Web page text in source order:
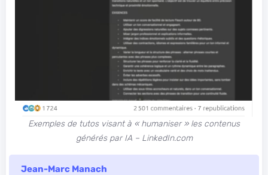
Exemples de tutos visant à « humaniser » les contenus
générés par IA – LinkedIn.com
Jean-Marc Manach